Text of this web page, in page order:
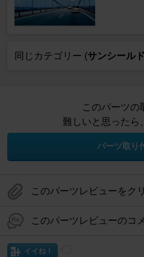
同じカテゴリー (サンシールド
このパーツの
難しいと思ったら
パーツ取り
このパーツレビューをク
このパーツレビューのコ
イイね！